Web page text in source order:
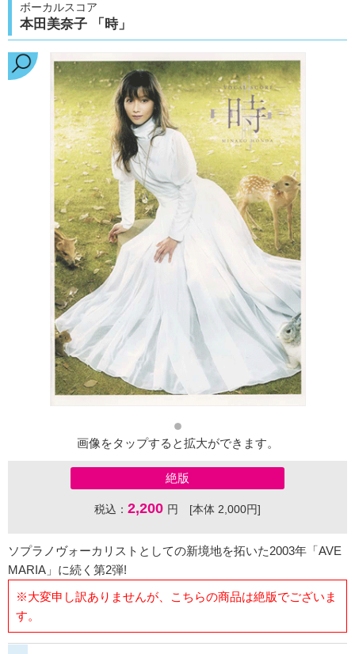
ボーカルスコア
本田美奈子 「時」
画像をタップすると拡大ができます。
絶版
税込： 2,200 円 [本体 2,000円]
ソプラノヴォーカリストとしての新境地を拓いた2003年「AVE
MARIA」に続く第2弾!
※大変申し訳ありませんが、こちらの商品は絶版でございま
す。